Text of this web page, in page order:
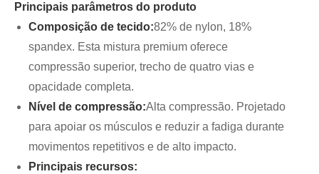
Principais parâmetros do produto
Composição de tecido:82% de nylon, 18%
spandex. Esta mistura premium oferece
compressão superior, trecho de quatro vias e
opacidade completa.
Nível de compressão:Alta compressão. Projetado
para apoiar os músculos e reduzir a fadiga durante
movimentos repetitivos e de alto impacto.
Principais recursos: